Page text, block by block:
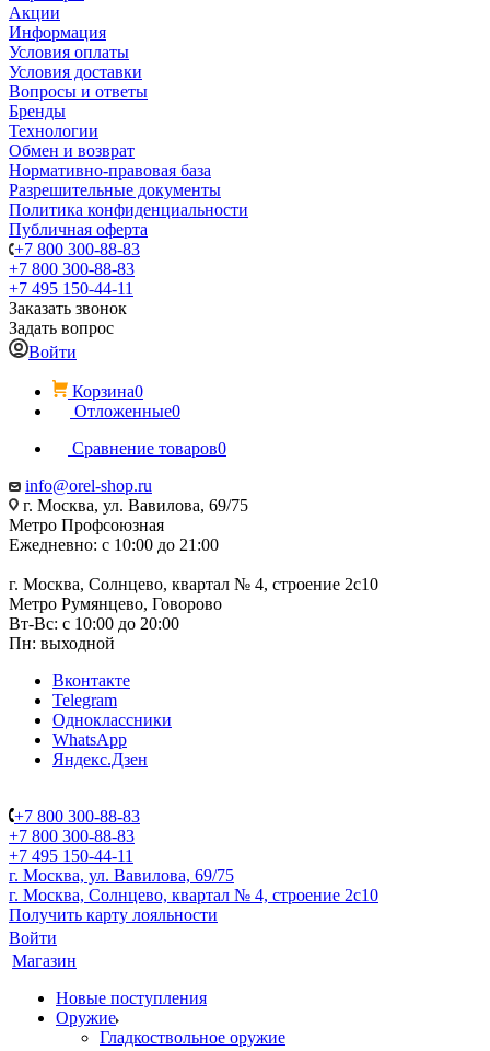
Акции
Информация
Условия оплаты
Условия доставки
Вопросы и ответы
Бренды
Технологии
Обмен и возврат
Нормативно-правовая база
Разрешительные документы
Политика конфиденциальности
Публичная оферта
+7 800 300-88-83
+7 800 300-88-83
+7 495 150-44-11
Заказать звонок
Задать вопрос
Войти
Корзина0
Отложенные0
Сравнение товаров0
info@orel-shop.ru
г. Москва, ул. Вавилова, 69/75
Метро Профсоюзная
Ежедневно: с 10:00 до 21:00
г. Москва, Солнцево, квартал № 4, строение 2с10
Метро Румянцево, Говорово
Вт-Вс: с 10:00 до 20:00
Пн: выходной
Вконтакте
Telegram
Одноклассники
WhatsApp
Яндекс.Дзен
+7 800 300-88-83
+7 800 300-88-83
+7 495 150-44-11
г. Москва, ул. Вавилова, 69/75
г. Москва, Солнцево, квартал № 4, строение 2с10
Получить карту лояльности
Войти
Магазин
Новые поступления
Оружие
Гладкоствольное оружие